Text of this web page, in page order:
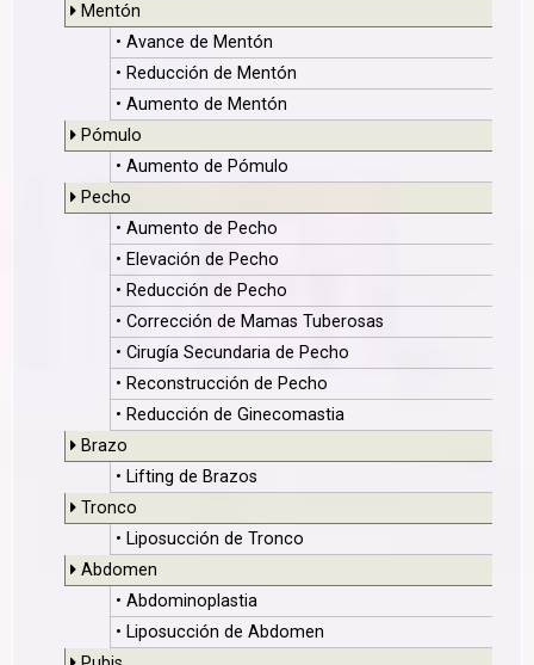
Mentón
• Avance de Mentón
• Reducción de Mentón
• Aumento de Mentón
Pómulo
• Aumento de Pómulo
Pecho
• Aumento de Pecho
• Elevación de Pecho
• Reducción de Pecho
• Corrección de Mamas Tuberosas
• Cirugía Secundaria de Pecho
• Reconstrucción de Pecho
• Reducción de Ginecomastia
Brazo
• Lifting de Brazos
Tronco
• Liposucción de Tronco
Abdomen
• Abdominoplastia
• Liposucción de Abdomen